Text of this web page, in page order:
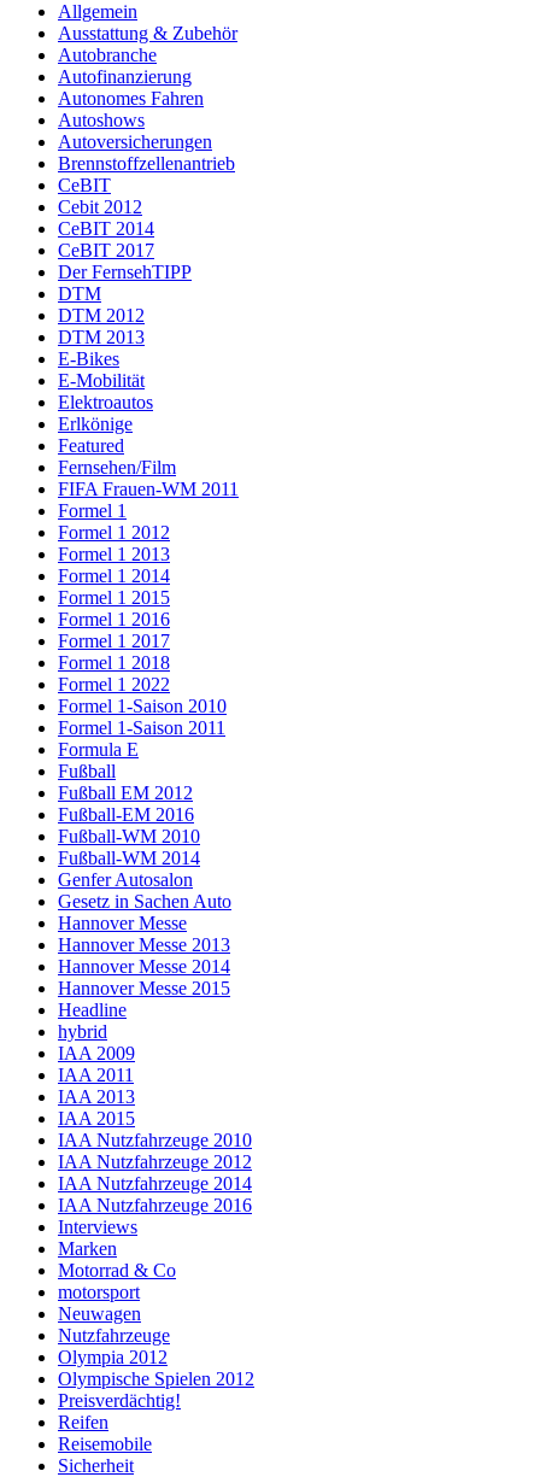
Allgemein
Ausstattung & Zubehör
Autobranche
Autofinanzierung
Autonomes Fahren
Autoshows
Autoversicherungen
Brennstoffzellenantrieb
CeBIT
Cebit 2012
CeBIT 2014
CeBIT 2017
Der FernsehTIPP
DTM
DTM 2012
DTM 2013
E-Bikes
E-Mobilität
Elektroautos
Erlkönige
Featured
Fernsehen/Film
FIFA Frauen-WM 2011
Formel 1
Formel 1 2012
Formel 1 2013
Formel 1 2014
Formel 1 2015
Formel 1 2016
Formel 1 2017
Formel 1 2018
Formel 1 2022
Formel 1-Saison 2010
Formel 1-Saison 2011
Formula E
Fußball
Fußball EM 2012
Fußball-EM 2016
Fußball-WM 2010
Fußball-WM 2014
Genfer Autosalon
Gesetz in Sachen Auto
Hannover Messe
Hannover Messe 2013
Hannover Messe 2014
Hannover Messe 2015
Headline
hybrid
IAA 2009
IAA 2011
IAA 2013
IAA 2015
IAA Nutzfahrzeuge 2010
IAA Nutzfahrzeuge 2012
IAA Nutzfahrzeuge 2014
IAA Nutzfahrzeuge 2016
Interviews
Marken
Motorrad & Co
motorsport
Neuwagen
Nutzfahrzeuge
Olympia 2012
Olympische Spielen 2012
Preisverdächtig!
Reifen
Reisemobile
Sicherheit